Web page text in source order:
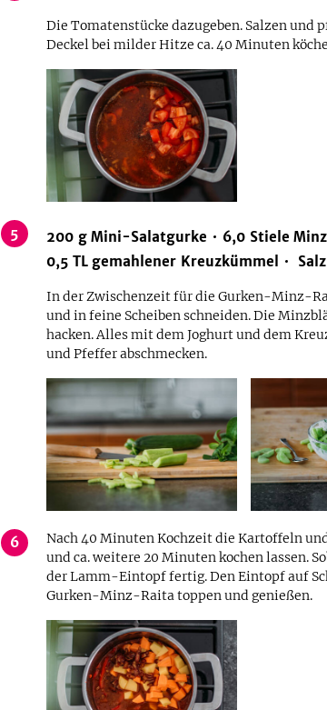
Die Tomatenstücke dazugeben. Salzen
Deckel bei milder Hitze ca. 40 Minuten
5 200 g Mini-Salatgurke 6,0 Stiele
0,5 TL gemahlener Kreuzkümmel Salz
In der Zwischenzeit für die Gurken-Minz-
und in feine Scheiben schneiden. Die
hacken. Alles mit dem Joghurt und dem
und Pfeffer abschmecken.
6
Nach 40 Minuten Kochzeit die Kartoffeln
und ca. weitere 20 Minuten kochen lassen.
der Lamm-Eintopf fertig. Den Eintopf auf
Gurken-Minz-Raita toppen und genießen.